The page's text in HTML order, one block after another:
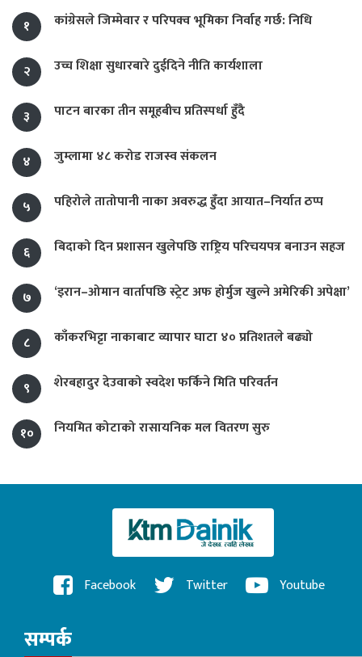
१ कांग्रेसले जिम्मेवार र परिपक्व भूमिका निर्वाह गर्छ: निधि
२ उच्च शिक्षा सुधारबारे दुईदिने नीति कार्यशाला
३ पाटन बारका तीन समूहबीच प्रतिस्पर्धा हुँदै
४ जुम्लामा ४८ करोड राजस्व संकलन
५ पहिरोले तातोपानी नाका अवरुद्ध हुँदा आयात–निर्यात ठप्प
६ बिदाको दिन प्रशासन खुलेपछि राष्ट्रिय परिचयपत्र बनाउन सहज
७ ‘इरान–ओमान वार्तापछि स्ट्रेट अफ होर्मुज खुल्ने अमेरिकी अपेक्षा’
८ काँकरभिट्टा नाकाबाट व्यापार घाटा ४० प्रतिशतले बढ्यो
९ शेरबहादुर देउवाको स्वदेश फर्किने मिति परिवर्तन
१० नियमित कोटाको रासायनिक मल वितरण सुरु
Facebook Twitter Youtube
सम्पर्क